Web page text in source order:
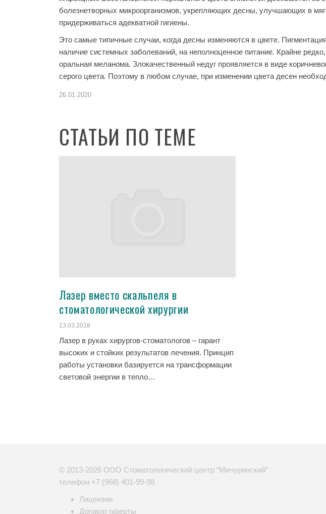
болезнетворных микроорганизмов, укрепляющих десны, улучшающих в
придерживаться адекватной гигиены.
Это самые типичные случаи, когда десны изменяются в цвете.
наличие системных заболеваний, на неполноценное питание. Крайне
оральная меланома. Злокачественный недуг проявляется в виде
серого цвета. Поэтому в любом случае, при изменении цвета десен
26.01.2020
СТАТЬИ ПО ТЕМЕ
Лазер вместо скальпеля в
стоматологической хирургии
13.03.2018
Лазер в руках хирургов-стоматологов – гарант
высоких и стойких результатов лечения. Принцип
работы установки базируется на трансформации
световой энергии в тепло…
© 2013-2026 ООО Стоматологический центр “Мичуринский”
телефон +7 (968) 401-99-98
Лицензии
Договор оферты